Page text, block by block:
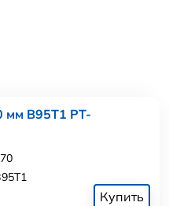
мм В95Т1 РТ-
Купить